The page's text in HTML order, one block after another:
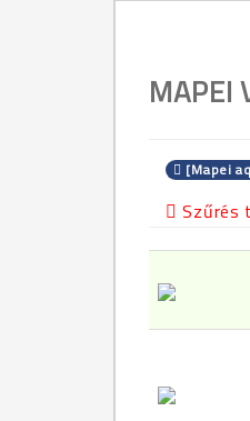
MAPEI
[Mapei
Szűrés